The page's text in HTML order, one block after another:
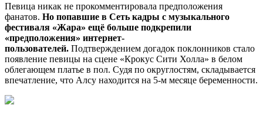
Певица никак не прокомментировала предположения
фанатов. Но попавшие в Сеть кадры с музыкального
фестиваля «Жара» ещё больше подкрепили
«предположения» интернет-
пользователей. Подтверждением догадок поклонников стало
появление певицы на сцене «Крокус Сити Холла» в белом
облегающем платье в пол. Судя по округлостям, складывается
впечатление, что Алсу находится на 5-м месяце беременности.